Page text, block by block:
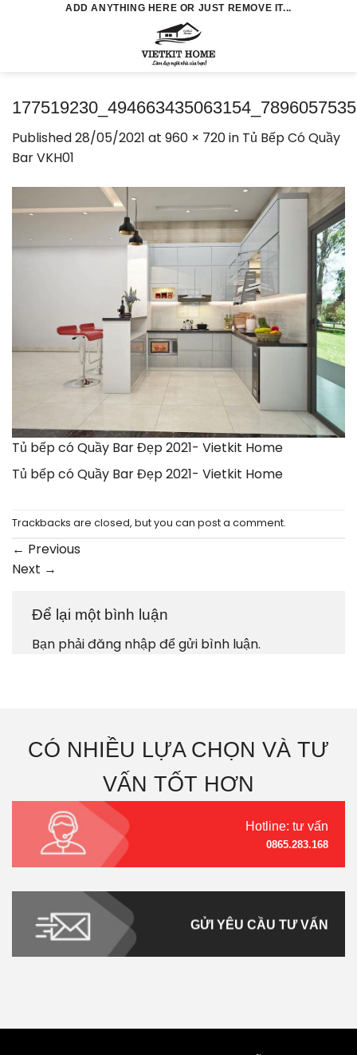
ADD ANYTHING HERE OR JUST REMOVE IT...
Published28/05/2021 at 960 × 720in Tủ Bếp Có Quầy
Bar VKH01
Tủ bếp có Quầy Bar Đẹp 2021- Vietkit Home
Tủ bếp có Quầy Bar Đẹp 2021- Vietkit Home
Trackbacks are closed, but you can post a comment.
← Previous
Next →
Để lại một bình luận
Bạn phảiđăng nhậpđể gửi bình luận.
CÓ NHIỀU LỰA CHỌN VÀ TƯ
VẤN TỐT HƠN
Hotline: tư vấn
0865.283.168
GỬI YÊU CẦU TƯ VẤN